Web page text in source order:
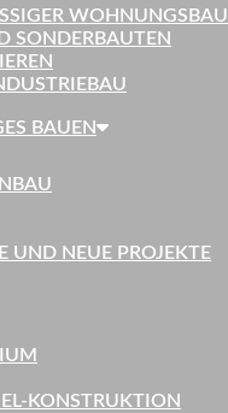
WOHNUNGSBAU
SONDERBAUTEN
BAUEN
UND NEUE PROJEKTE
KONSTRUKTION